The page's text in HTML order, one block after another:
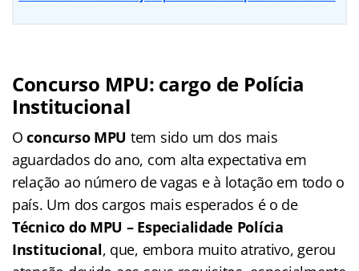
Concurso MPU: cargo de Polícia
Institucional
Oconcurso MPU tem sido um dos mais
aguardados do ano, com alta expectativa em
relação ao número de vagas e à lotação em todo o
país. Um dos cargos mais esperados é o de
Técnico do MPU – Especialidade Polícia
Institucional, que, embora muito atrativo, gerou